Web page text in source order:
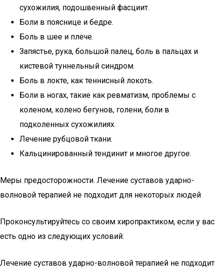
сухожилия, подошвенный фасциит.
Боли в пояснице и бедре.
Боль в шее и плече.
Запястье, рука, большой палец, боль в пальцах и
кистевой туннельный синдром.
Боль в локте, как теннисный локоть.
Боли в ногах, такие как ревматизм, проблемы с
коленом, колено бегунов, голени, боли в
подколенных сухожилиях.
Лечение рубцовой ткани.
Кальцинированный тендинит и многое другое.
Меры предосторожности. Лечение суставов ударно-
волновой терапией не подходит для некоторых людей
Проконсультируйтесь со своим хиропрактиком, если у вас
есть одно из следующих условий:
Лечение суставов ударно-волновой терапией не подходит